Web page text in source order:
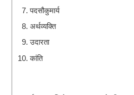
पदसौकुमार्य
अर्थव्यक्ति
उदारता
कांति